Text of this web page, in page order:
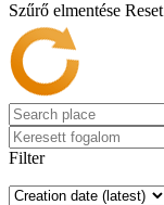
Szűrő elmentése
Filter